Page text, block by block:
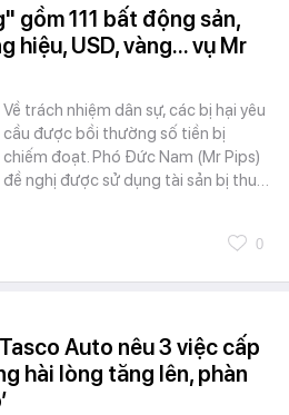
gồm 111 bất động sản,
hiệu, USD, vàng... vụ Mr
Về trách nhiệm dân sự, các bị hại yêu
cầu được bồi thường số tiền bị
chiếm đoạt. Phó Đức Nam (Mr Pips)
đề nghị được sử dụng tài sản bị thu…
0
Auto nêu 3 việc cấp
hài lòng tăng lên, phàn